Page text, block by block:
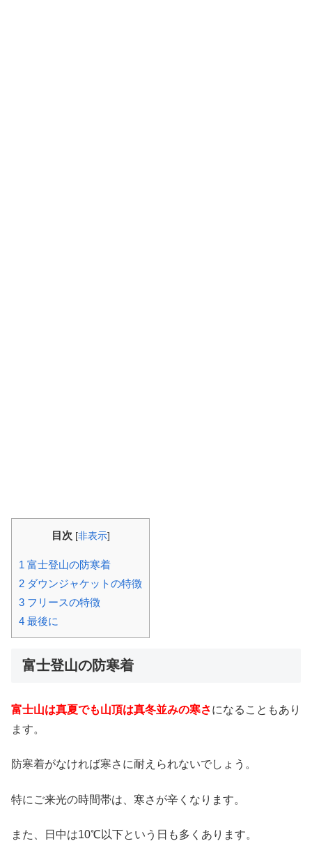
目次 [非表示]
1 富士登山の防寒着
2 ダウンジャケットの特徴
3 フリースの特徴
4 最後に
富士登山の防寒着
富士山は真夏でも山頂は真冬並みの寒さになることもあり
ます。
防寒着がなければ寒さに耐えられないでしょう。
特にご来光の時間帯は、寒さが辛くなります。
また、日中は10℃以下という日も多くあります。